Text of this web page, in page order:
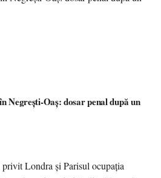
Negrești-Oaș: dosar penal după un